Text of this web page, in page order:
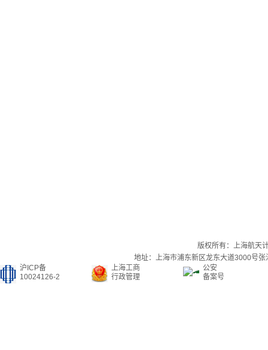
版权所有：上海航天
地址：上海市浦东新区龙东大道3000号
沪ICP备
10024126-2
上海工商
行政管理
公安
备案号